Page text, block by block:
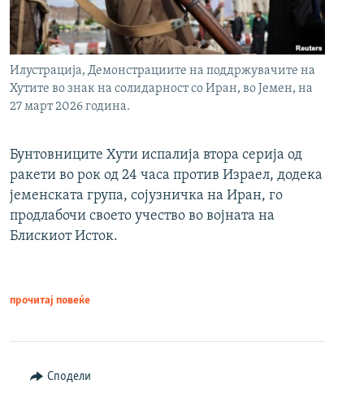
Илустрација, Демонстрациите на поддржувачите на
Хутите во знак на солидарност со Иран, во Јемен, на
27 март 2026 година.
Бунтовниците Хути испалија втора серија од
ракети во рок од 24 часа против Израел, додека
јеменската група, сојузничка на Иран, го
продлабочи своето учество во војната на
Блискиот Исток.
прочитај повеќе
Сподели